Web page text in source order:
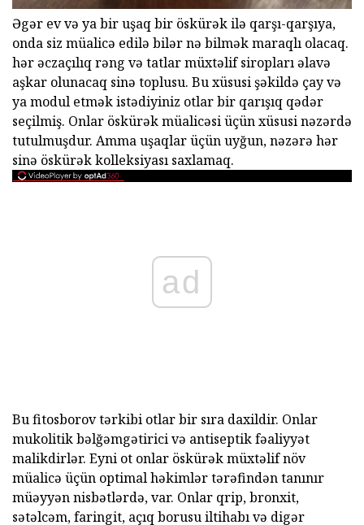
Əgər ev və ya bir uşaq bir öskürək ilə qarşı-qarşıya,
onda siz müalicə edilə bilər nə bilmək maraqlı olacaq.
hər əczaçılıq rəng və tatlar müxtəlif siropları əlavə
aşkar olunacaq sinə toplusu. Bu xüsusi şəkildə çay və
ya modul etmək istədiyiniz otlar bir qarışıq qədər
seçilmiş. Onlar öskürək müalicəsi üçün xüsusi nəzərdə
tutulmuşdur. Amma uşaqlar üçün uyğun, nəzərə hər
sinə öskürək kolleksiyası saxlamaq.
ad
Bu fitosborov tərkibi otlar bir sıra daxildir. Onlar
mukolitik bəlğəmgətirici və antiseptik fəaliyyət
malikdirlər. Eyni ot onlar öskürək müxtəlif növ
müalicə üçün optimal həkimlər tərəfindən tanınır
müəyyən nisbətlərdə, var. Onlar qrip, bronxit,
sətəlcəm, faringit, açıq borusu iltihabı və digər